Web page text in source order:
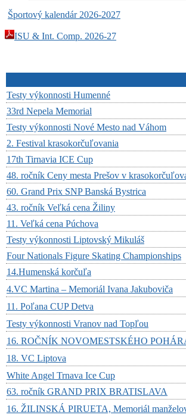
Športový kalendár 2026-2027
ISU & Int. Comp. 2026-27
Testy výkonnosti Humenné
33rd Nepela Memorial
Testy výkonnosti Nové Mesto nad Váhom
2. Festival krasokorčuľovania
17th Tirnavia ICE Cup
48. ročník Ceny mesta Prešov v
60. Grand Prix SNP Banská Bystrica
43. ročník Veľká cena Žiliny
11. Veľká cena Púchova
Testy výkonnosti Liptovský Mikuláš
Four Nationals Figure Skating Championships
14.Humenská korčuľa
4.VC Martina – Memoriál Ivana Jakuboviča
11. Poľana CUP Detva
Testy výkonnosti Vranov nad Topľou
16. ROČNÍK NOVOMESTSKÉHO
18. VC Liptova
White Angel Trnava Ice Cup
63. ročník GRAND PRIX BRATISLAVA
16. ŽILINSKÁ PIRUETA, Memoriál